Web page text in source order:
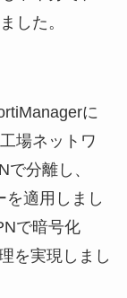
した。
に
場ネットワ
分離し、
を適用しまし
で暗号化
を実現しまし